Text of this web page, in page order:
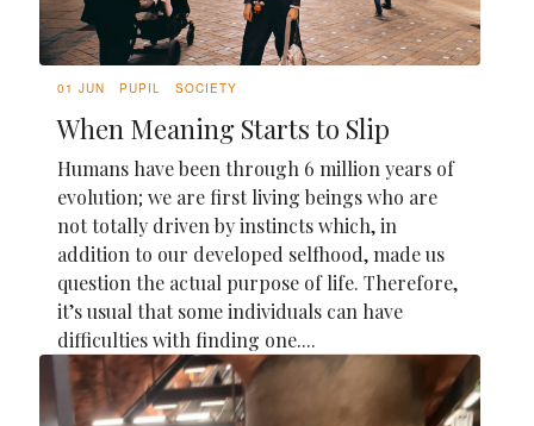
01 JUN PUPIL SOCIETY
When Meaning Starts to Slip
Humans have been through 6 million years of
evolution; we are first living beings who are
not totally driven by instincts which, in
addition to our developed selfhood, made us
question the actual purpose of life. Therefore,
it’s usual that some individuals can have
difficulties with finding one....